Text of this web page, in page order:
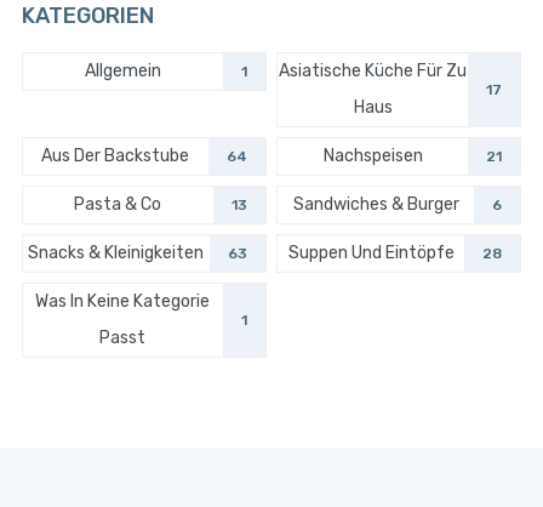
KATEGORIEN
Allgemein 1
Asiatische Küche Für Zu
Haus
17
Aus Der Backstube 64 Nachspeisen 21
Pasta & Co 13 Sandwiches & Burger 6
Snacks & Kleinigkeiten 63 Suppen Und Eintöpfe 28
Was In Keine Kategorie
Passt
1